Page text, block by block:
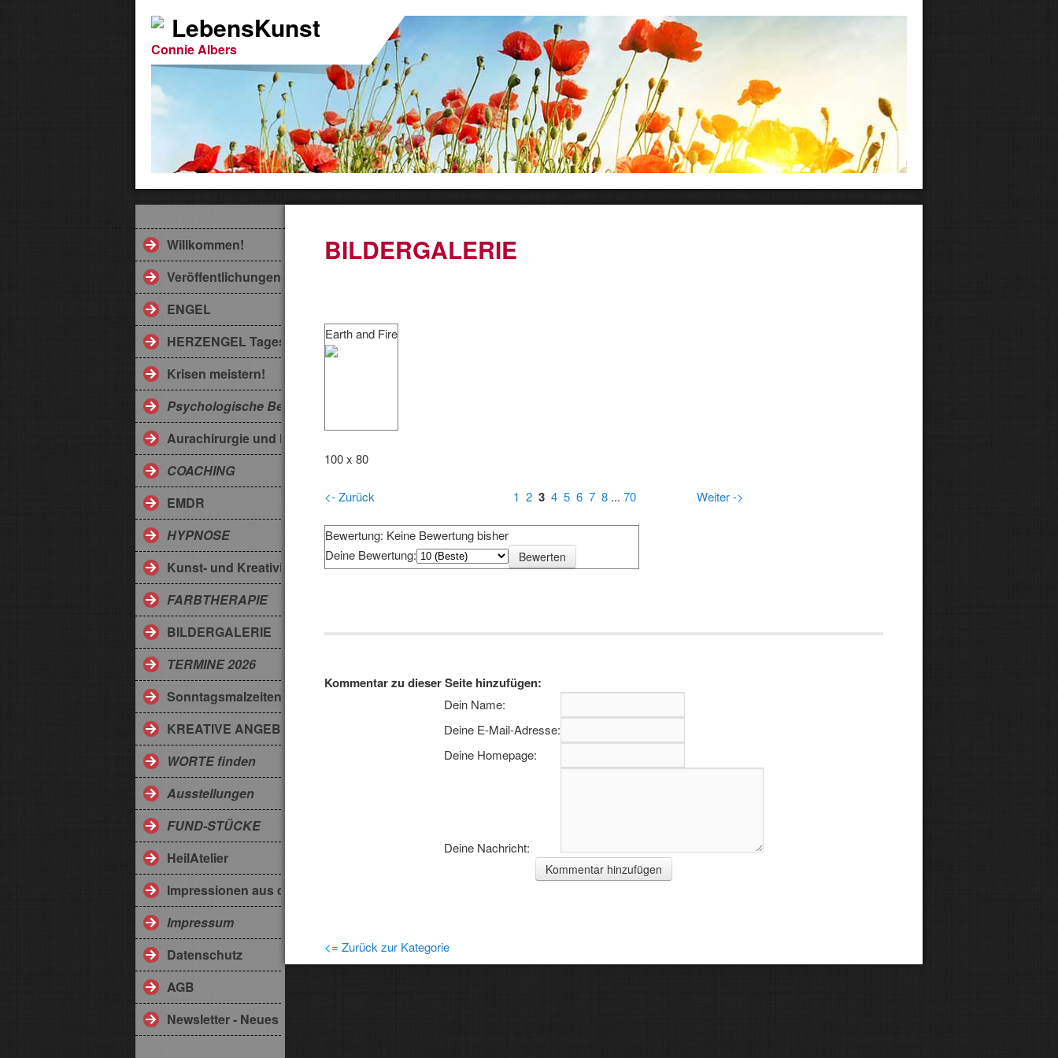
LebensKunst
Connie Albers
Willkommen!
Veröffentlichungen
ENGEL
HERZENGEL Tageskarte
Krisen meistern!
Psychologische Beratung
Aurachirurgie und Medicodes
COACHING
EMDR
HYPNOSE
Kunst- und Kreativitätstherapie
FARBTHERAPIE
BILDERGALERIE
TERMINE 2026
Sonntagsmalzeiten
KREATIVE ANGEBOTE
WORTE finden
Ausstellungen
FUND-STÜCKE
HeilAtelier
Impressionen aus dem Sommergarten
Impressum
Datenschutz
AGB
Newsletter - Neues aus der Engelwerkstatt
BILDERGALERIE
Earth and Fire
100 x 80
<- Zurück 1 2 3 4 5 6 7 8 ... 70 Weiter ->
Bewertung: Keine Bewertung bisher
Deine Bewertung:
Kommentar zu dieser Seite hinzufügen:
Dein Name:
Deine E-Mail-Adresse:
Deine Homepage:
Deine Nachricht:
<= Zurück zur Kategorie